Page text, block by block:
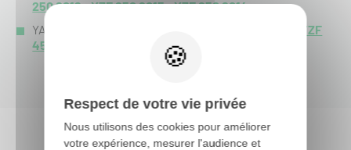
250 2016-YZF 250 2015-YZF 250 2014-
YAMAHA YZF 450 :
YZF
450 2015
-
Respect de votre vie privée
Nous utilisons des cookies pour améliorer
votre expérience, mesurer l'audience et